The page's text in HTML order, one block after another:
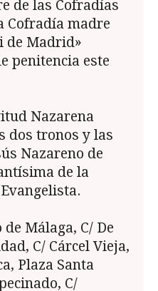
de las Cofradías
Cofradía madre
de Madrid»
penitencia este
Nazarena
dos tronos y las
Nazareno de
de la
de Málaga, C/ De
C/ Cárcel Vieja,
Plaza Santa
C/